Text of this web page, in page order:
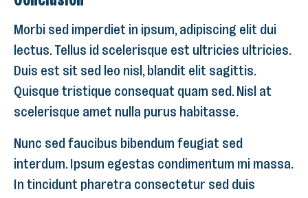
Morbi sed imperdiet in ipsum, adipiscing elit dui
lectus. Tellus id scelerisque est ultricies ultricies.
Duis est sit sed leo nisl, blandit elit sagittis.
Quisque tristique consequat quam sed. Nisl at
scelerisque amet nulla purus habitasse.
Nunc sed faucibus bibendum feugiat sed
interdum. Ipsum egestas condimentum mi massa.
In tincidunt pharetra consectetur sed duis